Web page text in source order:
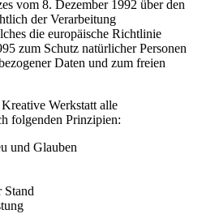
vom 8. Dezember 1992 über den
der Verarbeitung
die europäische Richtlinie
zum Schutz natürlicher Personen
Daten und zum freien
Werkstatt alle
folgenden Prinzipien:
und Glauben
Stand